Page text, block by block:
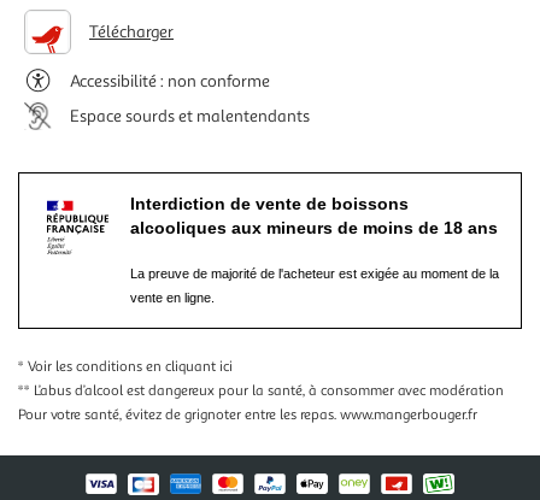
Télécharger
Accessibilité : non conforme
Espace sourds et malentendants
Interdiction de vente de boissons
alcooliques aux mineurs de moins de 18 ans
La preuve de majorité de l'acheteur est exigée au moment de la
vente en ligne.
* Voir les conditions en cliquant ici
** L’abus d’alcool est dangereux pour la santé, à consommer avec modération
Pour votre santé, évitez de grignoter entre les repas. www.mangerbouger.fr